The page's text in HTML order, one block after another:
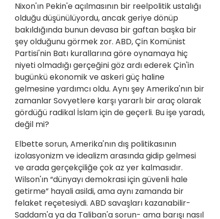
Nixon'ın Pekin'e açılmasının bir reelpolitik ustalığı
olduğu düşünülüyordu, ancak geriye dönüp
bakıldığında bunun devasa bir gaftan başka bir
şey olduğunu görmek zor. ABD, Çin Komünist
Partisi'nin Batı kurallarına göre oynamaya hiç
niyeti olmadığı gerçeğini göz ardı ederek Çin'in
bugünkü ekonomik ve askeri güç haline
gelmesine yardımcı oldu. Aynı şey Amerika'nın bir
zamanlar Sovyetlere karşı yararlı bir araç olarak
gördüğü radikal İslam için de geçerli. Bu işe yaradı,
değil mi?
Elbette sorun, Amerika'nın dış politikasının
izolasyonizm ve idealizm arasında gidip gelmesi
ve arada gerçekçiliğe çok az yer kalmasıdır.
Wilson'ın “dünyayı demokrasi için güvenli hale
getirme” hayali asildi, ama aynı zamanda bir
felaket reçetesiydi. ABD savaşları kazanabilir-
Saddam'a ya da Taliban'a sorun- ama barışı nasıl